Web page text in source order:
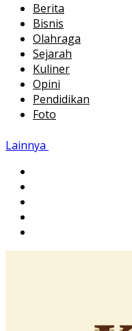
Berita
Bisnis
Olahraga
Sejarah
Kuliner
Opini
Pendidikan
Foto
Lainnya